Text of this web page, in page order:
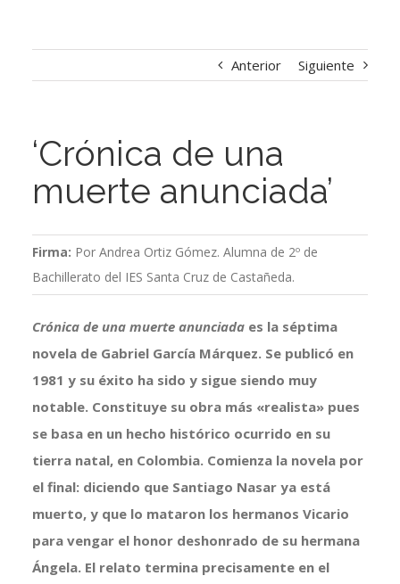
Anterior Siguiente
‘Crónica de una
muerte anunciada’
Firma: Por Andrea Ortiz Gómez. Alumna de 2º de
Bachillerato del IES Santa Cruz de Castañeda.
Crónica de una muerte anunciadaes la séptima
novela de Gabriel García Márquez. Se publicó en
1981 y su éxito ha sido y sigue siendo muy
notable. Constituye su obra más «realista» pues
se basa en un hecho histórico ocurrido en su
tierra natal, en Colombia. Comienza la novela por
el final: diciendo que Santiago Nasar ya está
muerto, y que lo mataron los hermanos Vicario
para vengar el honor deshonrado de su hermana
Ángela. El relato termina precisamente en el